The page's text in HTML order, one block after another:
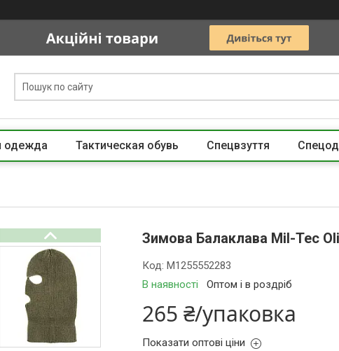
одежда Тактическая обувь Спецвзуття
Зимова Балаклава Mil-Tec
В наявності Оптом і в роздріб
Код:M1255552283
265 ₴/упаковка
Показати оптові ціни